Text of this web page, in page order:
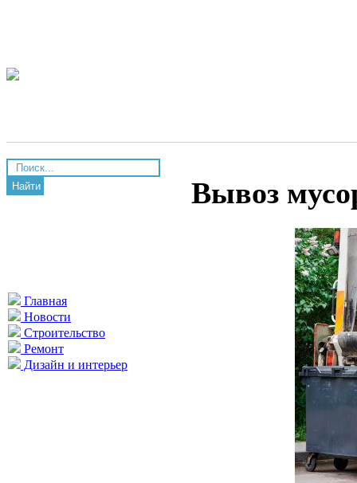
Найти
Главная
Новости
Строительство
Ремонт
Дизайн и интерьер
Вывоз